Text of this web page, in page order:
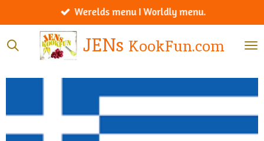
direct
naar
JENsKookFun.com
Werelds menu I Worldly menu.